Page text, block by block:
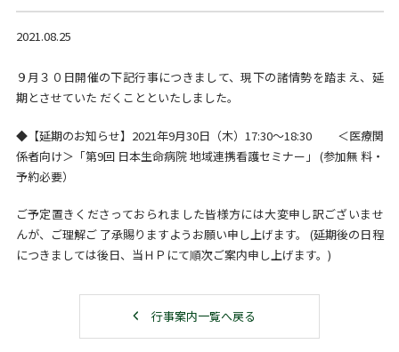
2021.08.25
９月３０日開催の下記行事につきまして、現下の諸情勢を踏まえ、延
期とさせていた だくことといたしました。
◆【延期のお知らせ】2021年9月30日（木）17:30～18:30 ＜医療関
係者向け＞「第9回 日本生命病院 地域連携看護セミナー」 (参加無 料・
予約必要）
ご予定置きくださっておられました皆様方には大変申し訳ございませ
んが、ご理解ご 了承賜りますようお願い申し上げます。 (延期後の日程
につきましては後日、当ＨＰにて順次ご案内申し上げます。)
行事案内一覧へ戻る